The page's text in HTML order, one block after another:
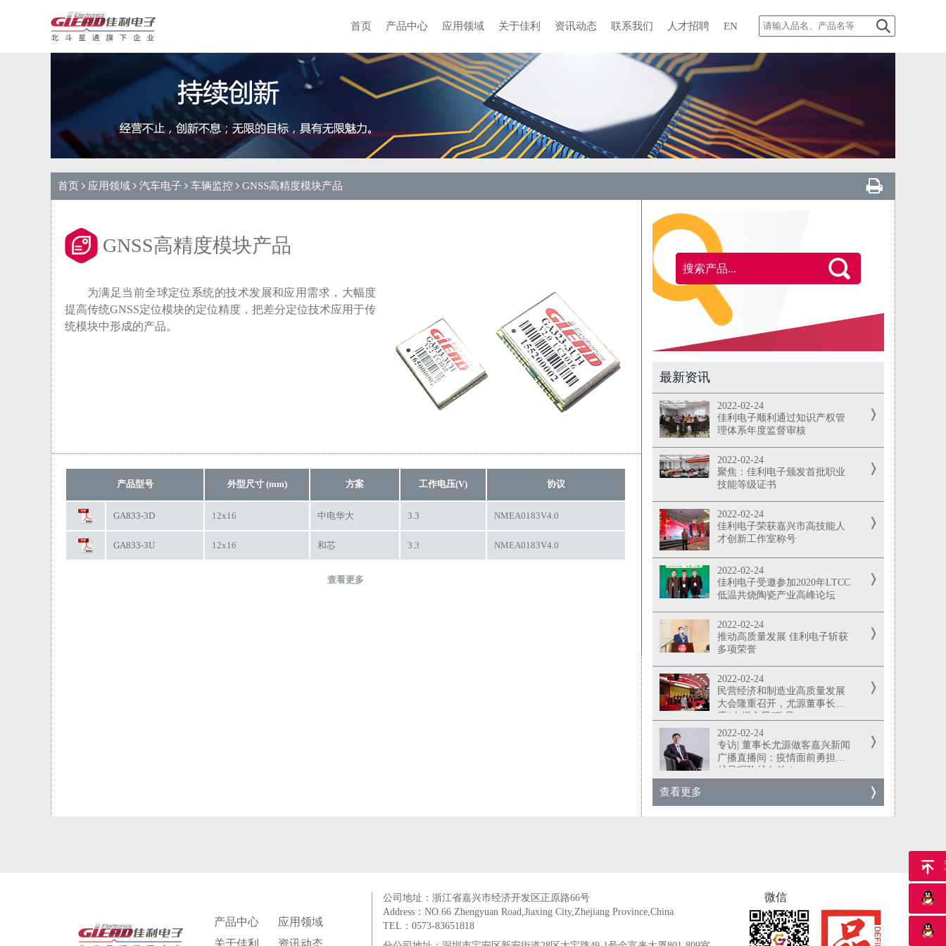
首页 产品中心 应用领域 关于佳利 资讯动态 联系我们 人才招聘 EN
首页 应用领域 汽车电子 车辆监控 GNSS高精度模块产品
GNSS高精度模块产品
为满足当前全球定位系统的技术发展和应用需求，大幅度
提高传统GNSS定位模块的定位精度，把差分定位技术应用于传
统模块中形成的产品。
产品型号 外型尺寸 (mm) 方案 工作电压(V) 协议
GA833-3D 12x16 中电华大 3.3 NMEA0183V4.0
GA833-3U 12x16 和芯 3.3 NMEA0183V4.0
查看更多
最新资讯
2022-02-24
佳利电子顺利通过知识产权管
理体系年度监督审核
2022-02-24
聚焦：佳利电子颁发首批职业
技能等级证书
2022-02-24
佳利电子荣获嘉兴市高技能人
才创新工作室称号
2022-02-24
佳利电子受邀参加2020年LTCC
低温共烧陶瓷产业高峰论坛
2022-02-24
推动高质量发展 佳利电子斩获
多项荣誉
2022-02-24
民营经济和制造业高质量发展
大会隆重召开，尤源董事长荣
膺“火炬之星”称号
2022-02-24
专访| 董事长尤源做客嘉兴新闻
广播直播间：疫情面前勇担当
越是艰险越向前！
查看更多
产品中心
应用领域
关于佳利
资讯动态
公司地址：浙江省嘉兴市经济开发区正原路66号
Address：NO.66 Zhengyuan Road,Jiaxing City,Zhejiang Province,China
TEL：0573-83651818
微信